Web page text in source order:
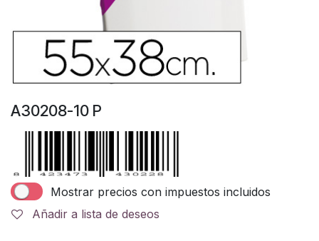
A30208-10 P
Mostrar precios con impuestos incluidos
Añadir a lista de deseos